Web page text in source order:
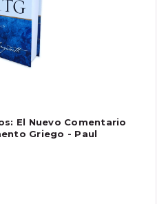
El Nuevo Comentario
Griego - Paul